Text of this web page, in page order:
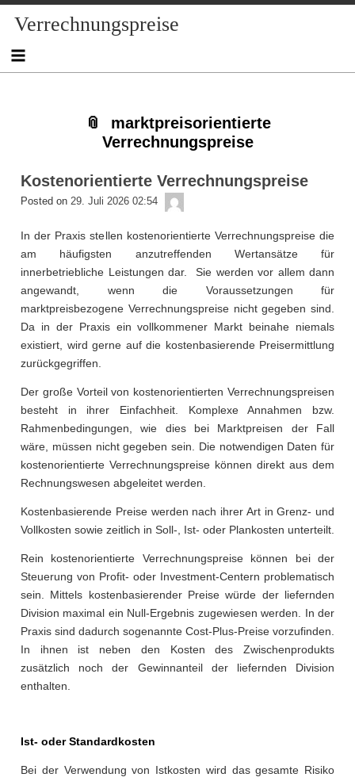
tototototototo
Verrechnungspreise
marktpreisorientierte
Verrechnungspreise
Kostenorientierte Verrechnungspreise
Posted on 29. Juli 2026 02:54
In der Praxis stellen kostenorientierte Verrechnungspreise die
am häufigsten anzutreffenden Wertansätze für
innerbetriebliche Leistungen dar. Sie werden vor allem dann
angewandt, wenn die Voraussetzungen für
marktpreisbezogene Verrechnungspreise nicht gegeben sind.
Da in der Praxis ein vollkommener Markt beinahe niemals
existiert, wird gerne auf die kostenbasierende Preisermittlung
zurückgegriffen.
Der große Vorteil von kostenorientierten Verrechnungspreisen
besteht in ihrer Einfachheit. Komplexe Annahmen bzw.
Rahmenbedingungen, wie dies bei Marktpreisen der Fall
wäre, müssen nicht gegeben sein. Die notwendigen Daten für
kostenorientierte Verrechnungspreise können direkt aus dem
Rechnungswesen abgeleitet werden.
Kostenbasierende Preise werden nach ihrer Art in Grenz- und
Vollkosten sowie zeitlich in Soll-, Ist- oder Plankosten unterteilt.
Rein kostenorientierte Verrechnungspreise können bei der
Steuerung von Profit- oder Investment-Centern problematisch
sein. Mittels kostenbasierender Preise würde der liefernden
Division maximal ein Null-Ergebnis zugewiesen werden. In der
Praxis sind dadurch sogenannte Cost-Plus-Preise vorzufinden.
In ihnen ist neben den Kosten des Zwischenprodukts
zusätzlich noch der Gewinnanteil der liefernden Division
enthalten.
Ist- oder Standardkosten
Bei der Verwendung von Istkosten wird das gesamte Risiko